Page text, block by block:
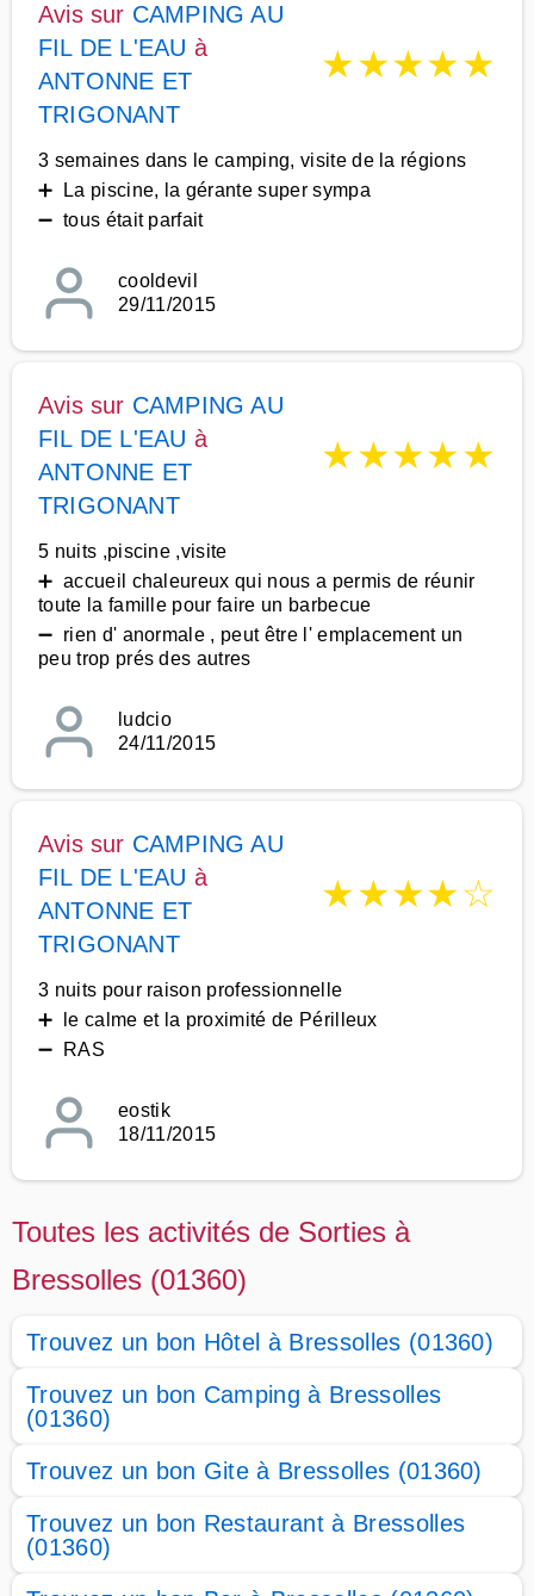
Avis sur CAMPING AU
FIL DE L'EAU à
ANTONNE ET
TRIGONANT
★★★★★
3 semaines dans le camping, visite de la régions
➕ La piscine, la gérante super sympa
➖ tous était parfait
cooldevil
29/11/2015
Avis sur CAMPING AU
FIL DE L'EAU à
ANTONNE ET
TRIGONANT
★★★★★
5 nuits ,piscine ,visite
➕ accueil chaleureux qui nous a permis de réunir
toute la famille pour faire un barbecue
➖ rien d' anormale , peut être l' emplacement un
peu trop prés des autres
ludcio
24/11/2015
Avis sur CAMPING AU
FIL DE L'EAU à
ANTONNE ET
TRIGONANT
★★★★☆
3 nuits pour raison professionnelle
➕ le calme et la proximité de Périlleux
➖ RAS
eostik
18/11/2015
Toutes les activités de Sorties à
Bressolles (01360)
Trouvez un bon Hôtel à Bressolles (01360)
Trouvez un bon Camping à Bressolles
(01360)
Trouvez un bon Gite à Bressolles (01360)
Trouvez un bon Restaurant à Bressolles
(01360)